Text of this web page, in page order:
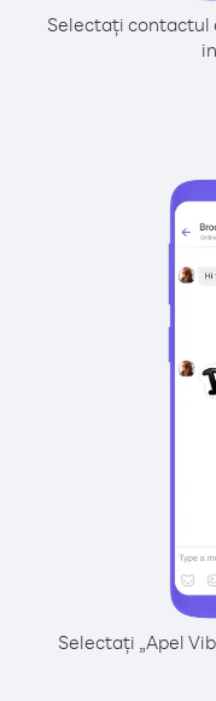
Selectați contactul
Selectați „Apel